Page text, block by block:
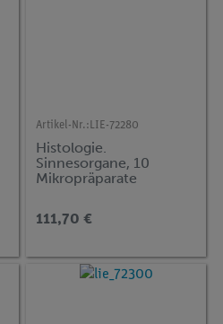
Artikel-Nr.: LIE-72280
Histologie.
Sinnesorgane, 10
Mikropräparate
111,70 €